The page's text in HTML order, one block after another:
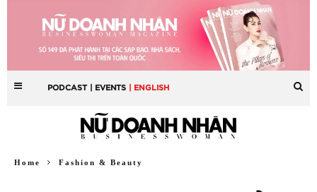
PODCAST | EVENTS | ENGLISH
Home Fashion & Beauty